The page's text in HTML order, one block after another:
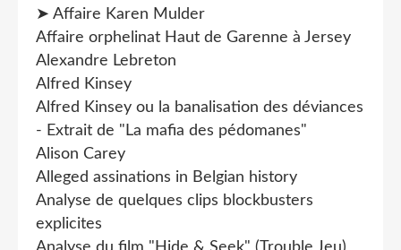
➤ Affaire Karen Mulder
Affaire orphelinat Haut de Garenne à Jersey
Alexandre Lebreton
Alfred Kinsey
Alfred Kinsey ou la banalisation des déviances
- Extrait de "La mafia des pédomanes"
Alison Carey
Alleged assinations in Belgian history
Analyse de quelques clips blockbusters
explicites